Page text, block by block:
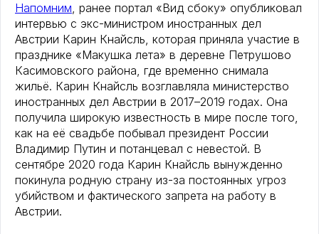
Напомним, ранее портал «Вид сбоку» опубликовал
интервью с экс-министром иностранных дел
Австрии Карин Кнайсль, которая приняла участие в
празднике «Макушка лета» в деревне Петрушово
Касимовского района, где временно снимала
жильё. Карин Кнайсль возглавляла министерство
иностранных дел Австрии в 2017–2019 годах. Она
получила широкую известность в мире после того,
как на её свадьбе побывал президент России
Владимир Путин и потанцевал с невестой. В
сентябре 2020 года Карин Кнайсль вынужденно
покинула родную страну из-за постоянных угроз
убийством и фактического запрета на работу в
Австрии.